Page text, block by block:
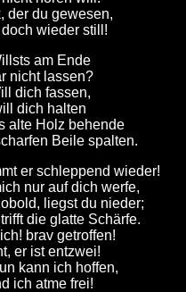
der du gewesen,
wieder still!
am Ende
nicht lassen?
dich fassen,
dich halten
alte Holz behende
Beile spalten.
er schleppend wieder!
nur auf dich werfe,
liegst du nieder;
die glatte Schärfe.
brav getroffen!
er ist entzwei!
kann ich hoffen,
ich atme frei!